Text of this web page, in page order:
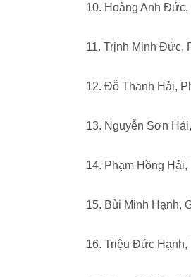
10. Hoàng Anh
11. Trịnh Minh Đức,
12. Đỗ Thanh Hải,
13. Nguyễn Sơn
14. Phạm Hồng
15. Bùi Minh Hạnh,
16. Triệu Đức